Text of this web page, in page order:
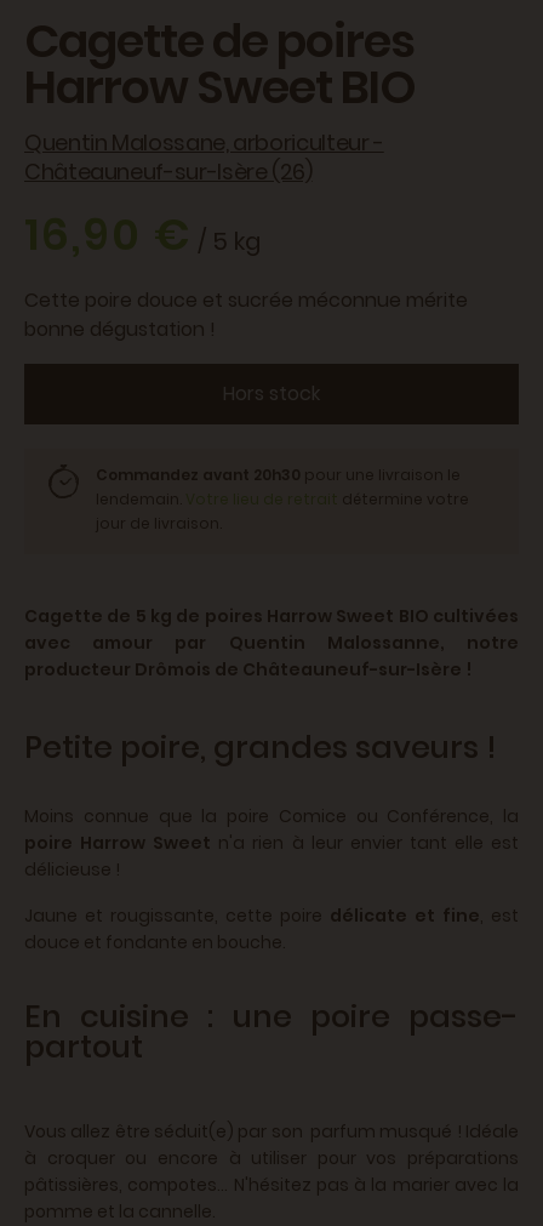
Cagette de poires
Harrow Sweet BIO
Quentin Malossane, arboriculteur -
Châteauneuf-sur-Isère (26)
16,90 €/ 5 kg
Cette poire douce et sucrée méconnue mérite
bonne dégustation !
Hors stock
Cagette de 5 kg de poires Harrow Sweet BIO cultivées
avec amour par Quentin Malossanne, notre
producteur Drômois de Châteauneuf-sur-Isère !
Petite poire, grandes saveurs !
Moins connue que la poire Comice ou Conférence, la
poire Harrow Sweet n'a rien à leur envier tant elle est
délicieuse !
Jaune et rougissante, cette poire délicate et fine, est
douce et fondante en bouche.
En cuisine : une poire passe-
partout
Vous allez être séduit(e) par son parfum musqué ! Idéale
à croquer ou encore à utiliser pour vos préparations
pâtissières, compotes... N'hésitez pas à la marier avec la
pomme et la cannelle.